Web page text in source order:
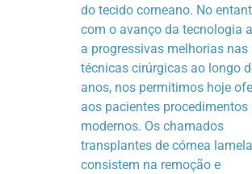
do tecido corneano. No
com o avanço da tecnologia
a progressivas melhorias nas
técnicas cirúrgicas ao longo
anos, nos permitimos hoje
aos pacientes procedimentos
modernos. Os chamados
transplantes de córnea
consistem na remoção e